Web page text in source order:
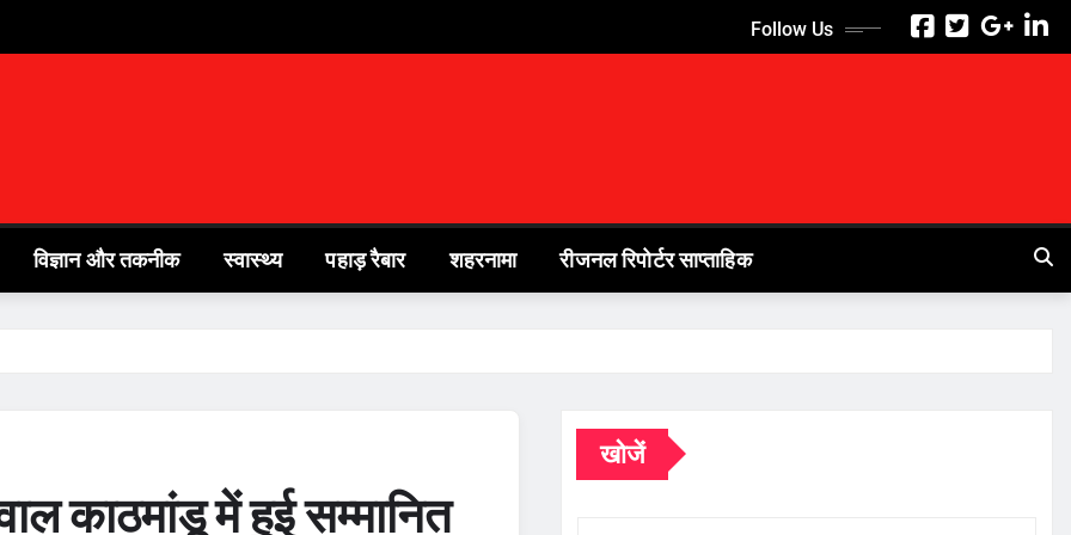
Follow Us
विज्ञान और तकनीक स्वास्थ्य पहाड़ रैबार शहरनामा रीजनल रिपोर्टर साप्ताहिक
काठमांडू में हुई सम्मानित
खोजें